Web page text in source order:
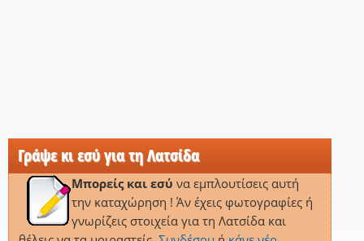
Γράψε κι εσύ για τη Λατσίδα
Μπορείς και εσύ να εμπλουτίσεις αυτή
την καταχώρηση ! Άν έχεις φωτογραφίες ή
γνωρίζεις στοιχεία για τη Λατσίδα και